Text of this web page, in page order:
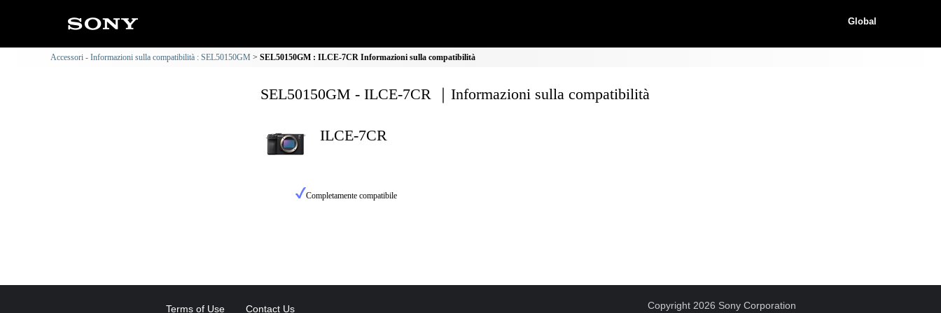
Global
Accessori - Informazioni sulla compatibilità : SEL50150GM SEL50150GM : ILCE-7CR Informazioni sulla compatibilità
SEL50150GM - ILCE-7CR ｜Informazioni sulla compatibilità
ILCE-7CR
Completamente compatibile
Terms of Use Contact Us Copyright 2026 Sony Corporation